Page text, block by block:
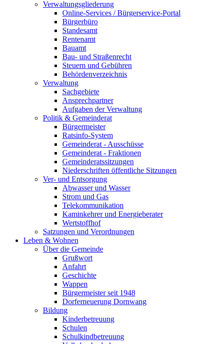
Verwaltungsgliederung
Online-Services / Bürgerservice-Portal
Bürgerbüro
Standesamt
Rentenamt
Bauamt
Bau- und Straßenrecht
Steuern und Gebühren
Behördenverzeichnis
Verwaltung
Sachgebiete
Ansprechpartner
Aufgaben der Verwaltung
Politik & Gemeinderat
Bürgermeister
Ratsinfo-System
Gemeinderat - Ausschüsse
Gemeinderat - Fraktionen
Gemeinderatssitzungen
Niederschriften öffentliche Sitzungen
Ver- und Entsorgung
Abwasser und Wasser
Strom und Gas
Telekommunikation
Kaminkehrer und Energieberater
Wertstoffhof
Satzungen und Verordnungen
Leben & Wohnen
Über die Gemeinde
Grußwort
Anfahrt
Geschichte
Wappen
Bürgermeister seit 1948
Dorferneuerung Dornwang
Bildung
Kinderbetreuung
Schulen
Schulkindbetreuung